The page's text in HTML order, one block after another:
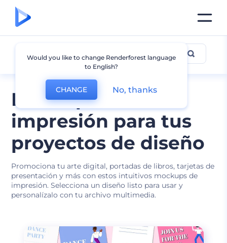
Mockups de
impresión para tus
proyectos de diseño
Promociona tu arte digital, portadas de libros, tarjetas de
presentación y más con estos intuitivos mockups de
impresión. Selecciona un diseño listo para usar y
personalízalo con tu archivo multimedia.
Impresión
Would you like to change Renderforest language
to English?
CHANGE No, thanks